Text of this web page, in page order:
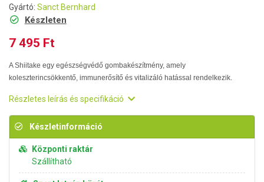
Gyártó: Sanct Bernhard
Készleten
7 495 Ft
A Shiitake egy egészségvédő gombakészítmény, amely
koleszterincsökkentő, immunerősítő és vitalizáló hatással rendelkezik.
Részletes leírás és specifikáció
Készletinformáció
Központi raktár
Szállítható